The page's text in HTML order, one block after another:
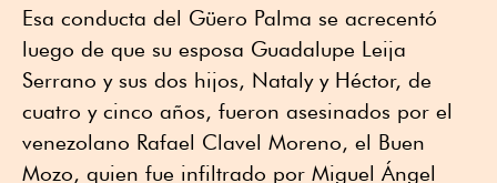
Esa conducta del Güero Palma se acrecentó
luego de que su esposa Guadalupe Leija
Serrano y sus dos hijos, Nataly y Héctor, de
cuatro y cinco años, fueron asesinados por el
venezolano Rafael Clavel Moreno, el Buen
Mozo, quien fue infiltrado por Miguel Ángel